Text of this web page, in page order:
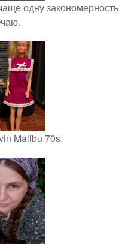
одну закономерность
Malibu 70s.